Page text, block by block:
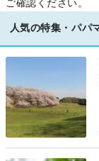
ご確認ください。
人気の特集・パパ